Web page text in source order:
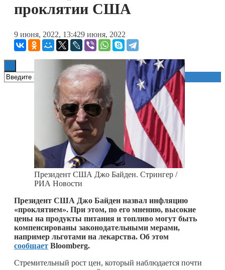
Книги
проклятии США
9 июня, 2022, 13:429 июня, 2022
Президент США Джо Байден. Стрингер /
РИА Новости
Президент США Джо Байден назвал инфляцию
«проклятием». При этом, по его мнению, высокие
цены на продукты питания и топливо могут быть
компенсированы законодательными мерами,
например льготами на лекарства. Об этом
сообщает Bloomberg.
Стремительный рост цен, который наблюдается почти